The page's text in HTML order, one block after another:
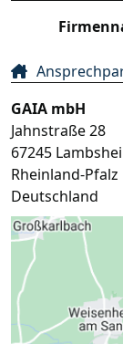
GAIA mbH
Jahnstraße 28
67245
Rheinland-Pfalz
Deutschland